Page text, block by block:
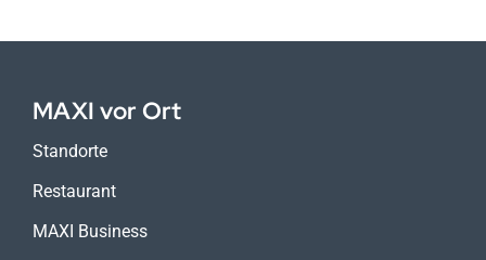
MAXI vor Ort
Standorte
Restaurant
MAXI Business